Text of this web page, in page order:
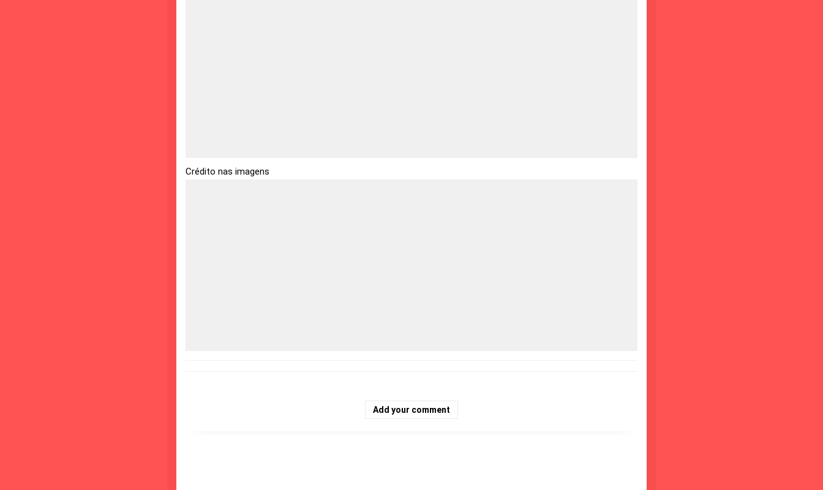
Crédito nas imagens
Add your comment